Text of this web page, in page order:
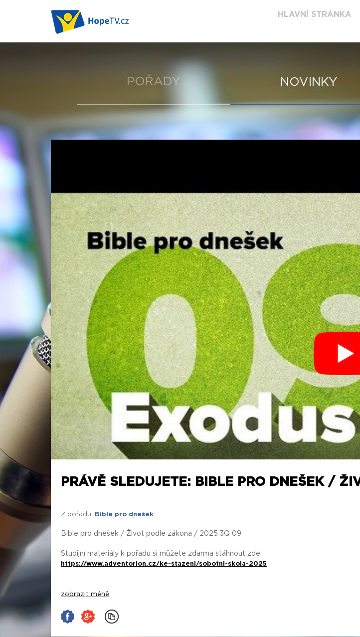
HLAVNÍ STRÁNKA
POŘADY NOVINKY
PRÁVĚ SLEDUJETE: BIBLE PRO DNEŠEK /
Z pořadu: Bible pro dnešek
Bible pro dnešek / Život podle zákona / 2025 3Q 09
Studijní materiály k pořadu si můžete zdarma stáhnout zde:
https://www.adventorion.cz/ke-stazeni/sobotni-skola-2025
zobrazit méně